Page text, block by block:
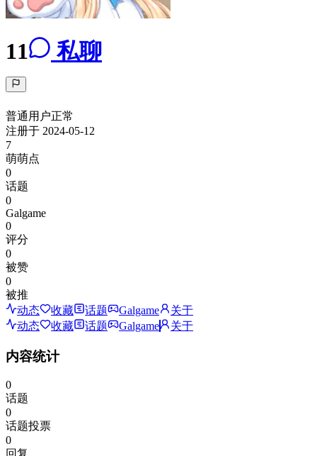
11 私聊
普通用户正常
注册于 2024-05-12
7
萌萌点
0
话题
0
Galgame
0
评分
0
被赞
0
被推
动态
收藏 话题 Galgame
关于
动态
收藏 话题 Galgame 关于
内容统计
0
话题
0
话题投票
0